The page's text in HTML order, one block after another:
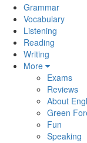
Grammar
Vocabulary
Listening
Reading
Writing
More
Exams
Reviews
About
Green
Fun
Speaking